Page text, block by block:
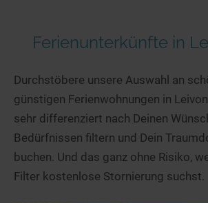
Ferienunterkünfte in
Durchstöbere unsere Auswahl an
günstigen Ferienwohnungen in
sehr differenziert nach Deinen
Bedürfnissen filtern und Dein
buchen. Und das ganz ohne Risiko,
Filter kostenlose Stornierung suchst.